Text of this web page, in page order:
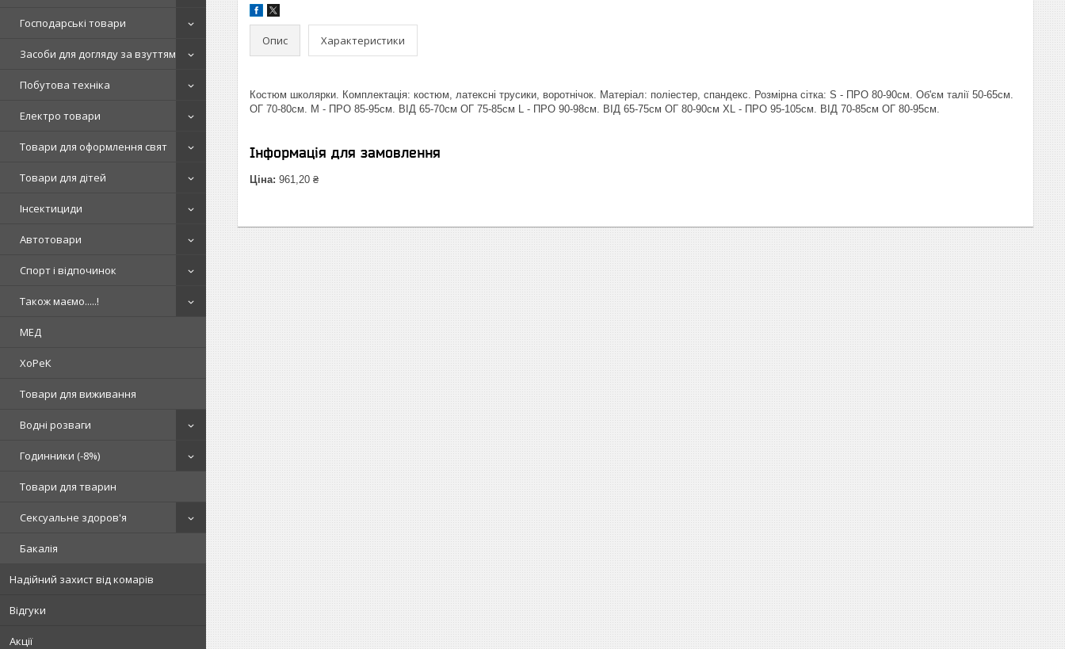
Господарські товари
Засоби для догляду за взуттям
Побутова техніка
Електро товари
Товари для оформлення свят
Товари для дітей
Інсектициди
Автотовари
Спорт і відпочинок
Також маємо.....!
МЕД
ХоРеК
Товари для виживання
Водні розваги
Годинники (-8%)
Товари для тварин
Сексуальне здоров'я
Бакалія
Надійний захист від комарів
Відгуки
Акції
Опис Характеристики
Костюм школярки. Комплектація: костюм, латексні трусики, воротнічок. Матеріал: поліестер, спандекс. Розмірна сітка: S - ПРО 80-90см. Об'єм талії 50-65см.
ОГ 70-80см. M - ПРО 85-95см. ВІД 65-70см ОГ 75-85см L - ПРО 90-98см. ВІД 65-75см ОГ 80-90см XL - ПРО 95-105см. ВІД 70-85см ОГ 80-95см.
Інформація для замовлення
Ціна: 961,20 ₴